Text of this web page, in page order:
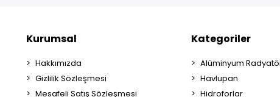
Kurumsal
Hakkımızda
Gizlilik Sözleşmesi
Mesafeli Satış Sözleşmesi
Kategoriler
Alüminyum
Havlupan
Hidroforlar